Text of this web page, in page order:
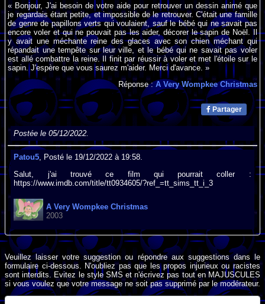
« Bonjour, J'ai besoin de votre aide pour retrouver un dessin animé que
je regardais étant petite, et impossible de le retrouver. C'était une famille
de genre de papillons verts qui voulaient, sauf le bébé qui ne savait pas
encore voler et qui ne pouvait pas les aider, décorer le sapin de Noël. Il
y avait une méchante reine des glaces avec son chien méchant qui
répandait une tempête sur leur ville, et le bébé qui ne savait pas voler
est allé combattre la reine. Il finit par réussir à voler et met l'étoile sur le
sapin. J'espère que vous saurez m'aider. Merci d'avance. »
Réponse :A Very Wompkee Christmas
Partager
Postée le 05/12/2022.
Patou5, Posté le 19/12/2022 à 19:58.
Salut, j'ai trouvé ce film qui pourrait coller :
https://www.imdb.com/title/tt0934605/?ref_=tt_sims_tt_i_3
A Very Wompkee Christmas
2003
Veuillez laisser votre suggestion ou répondre aux suggestions dans le
formulaire ci-dessous. N'oubliez pas que les propos injurieux ou racistes
sont interdits. Evitez le style SMS et n'écrivez pas tout en MAJUSCULES
si vous voulez que votre message ne soit pas supprimé par le modérateur.